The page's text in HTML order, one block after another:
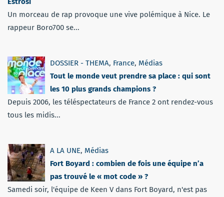
Un morceau de rap provoque une vive polémique à Nice. Le
rappeur Boro700 se...
DOSSIER - THEMA, France, Médias
Tout le monde veut prendre sa place : qui sont
les 10 plus grands champions ?
Depuis 2006, les téléspectateurs de France 2 ont rendez-vous
tous les midis...
A LA UNE, Médias
Fort Boyard : combien de fois une équipe n’a
pas trouvé le « mot code » ?
Samedi soir, l'équipe de Keen V dans Fort Boyard, n'est pas